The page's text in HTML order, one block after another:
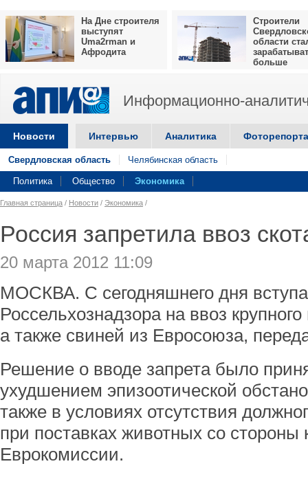
На Дне строителя
выступят
Uma2rman и
Афродита
Строители
области
больше
Информационно-
Новости Интервью Аналитика
Свердловская область Челябинская область
Политика Общество Экономика
Главная страница / Новости / Экономика /
Россия запретила ввоз
20 марта 2012 11:09
МОСКВА. С сегодняшнего дня
Россельхознадзора на ввоз крупного
а также свиней из Евросоюза,
Решение о вводе запрета было
ухудшением эпизоотической
также в условиях отсутствия
при поставках животных со
Еврокомиссии.